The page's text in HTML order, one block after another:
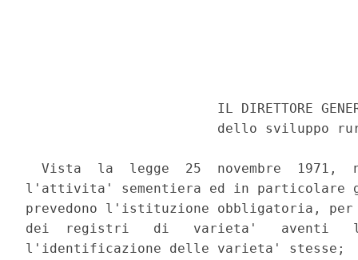
IL DIRETTORE
dello sviluppo
Vista  la  legge  25  novembre  1971,
l'attivita' sementiera ed in
prevedono l'istituzione obbligatoria,
dei  registri   di   varieta'   aventi
l'identificazione delle varieta' stesse;